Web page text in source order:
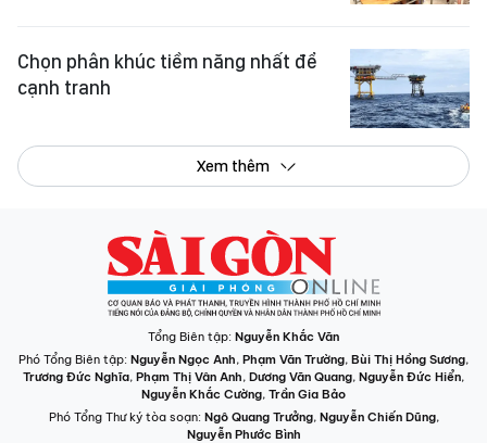
Chọn phân khúc tiềm năng nhất để
cạnh tranh
Xem thêm
Tổng Biên tập: Nguyễn Khắc Văn
Phó Tổng Biên tập: Nguyễn Ngọc Anh, Phạm Văn Trường, Bùi Thị Hồng Sương,
Trương Đức Nghĩa, Phạm Thị Vân Anh, Dương Văn Quang, Nguyễn Đức Hiển,
Nguyễn Khắc Cường, Trần Gia Bảo
Phó Tổng Thư ký tòa soạn: Ngô Quang Trưởng, Nguyễn Chiến Dũng,
Nguyễn Phước Bình